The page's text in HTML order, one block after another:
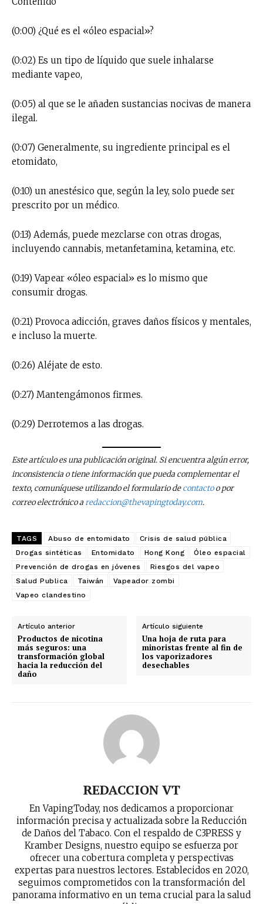
No te pierdas de las
últimas noticias
recibe todas las noticias del vapeo y la
reducción de daños en tu correo
electrónico.
SUBSCRIBIRSE
(0:00) ¿Qué es el «óleo espacial»?
(0:02) Es un tipo de líquido que suele inhalarse
mediante vapeo,
(0:05) al que se le añaden sustancias nocivas de manera
ilegal.
(0:07) Generalmente, su ingrediente principal es el
etomidato,
(0:10) un anestésico que, según la ley, solo puede ser
prescrito por un médico.
(0:13) Además, puede mezclarse con otras drogas,
incluyendo cannabis, metanfetamina, ketamina, etc.
(0:19) Vapear «óleo espacial» es lo mismo que
consumir drogas.
(0:21) Provoca adicción, graves daños físicos y mentales,
e incluso la muerte.
(0:26) Aléjate de esto.
(0:27) Mantengámonos firmes.
(0:29) Derrotemos a las drogas.
Este artículo es una publicación original. Si encuentra algún error,
inconsistencia o tiene información que pueda complementar el
texto, comuníquese utilizando el formulario decontactoo por
correo electrónico aredaccion@thevapingtoday.com.
TAGS Abuso de entomidato
Crisis de salud pública
Drogas sintéticas
Entomidato Hong Kong
Óleo espacial
Prevención de drogas en jóvenes
Riesgos del vapeo
Salud Publica
Taiwán
Vapeador zombi
Vapeo clandestino
Artículo anterior
Productos de nicotina
más seguros: una
transformación global
hacia la reducción del
daño
Artículo siguiente
Una hoja de ruta para
minoristas frente al fin de
los vaporizadores
desechables
REDACCION VT
En VapingToday, nos dedicamos a proporcionar
información precisa y actualizada sobre la Reducción
de Daños del Tabaco. Con el respaldo de C3PRESS y
Kramber Designs, nuestro equipo se esfuerza por
ofrecer una cobertura completa y perspectivas
expertas para nuestros lectores. Establecidos en 2020,
seguimos comprometidos con la transformación del
panorama informativo en un tema crucial para la salud